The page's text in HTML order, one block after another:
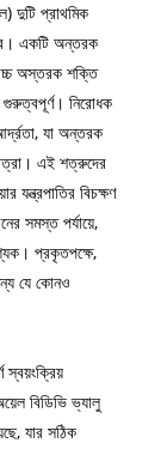
দুটি প্রাথমিক
একটি অন্তরক
অস্তরক শক্তি
গুরুত্বপূর্ণ। নিরোধক
যা অন্তরক
এই শত্রুদের
যন্ত্রপাতির বিচক্ষণ
সমস্ত পর্যায়ে,
প্রকৃতপক্ষে,
যে কোনও
বিডিভি ভ্যালু
যার সঠিক